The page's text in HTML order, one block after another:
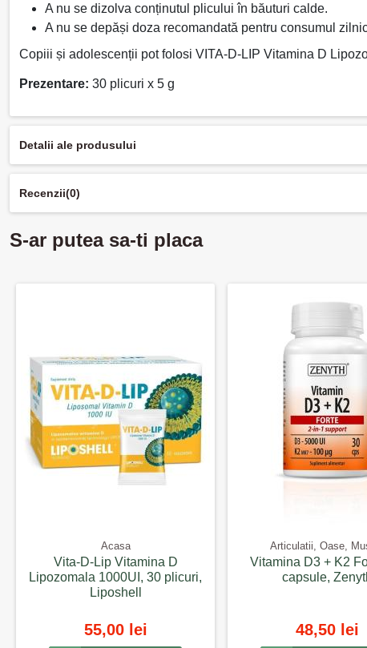
A nu se dizolva conținutul plicului în băuturi calde.
A nu se depăși doza recomandată pentru consumul
Copiii și adolescenții pot folosi VITA-D-LIP Vitamina D
Prezentare: 30 plicuri x 5 g
Detalii ale produsului
Recenzii(0)
S-ar putea sa-ti placa
Acasa
Vita-D-Lip Vitamina D
Lipozomala 1000UI, 30 plicuri,
Liposhell
55,00 lei
Articulatii, Oase,
Vitamina D3 + K2
capsule,
48,50 lei